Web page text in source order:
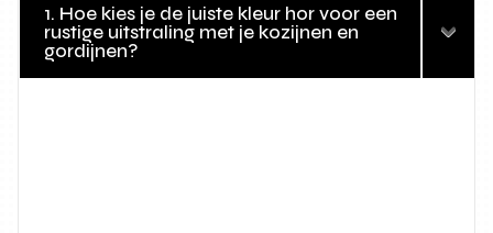
1. Hoe kies je de juiste kleur hor voor een
rustige uitstraling met je kozijnen en
gordijnen?